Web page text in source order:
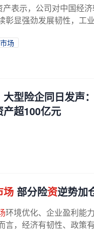
表示，公司对中国经
彰显强劲发展韧性，工
场
型险企同日发声
超100亿元
场 部分险资逆势加
环境优化、企业盈利能
言，经济有韧性、政策